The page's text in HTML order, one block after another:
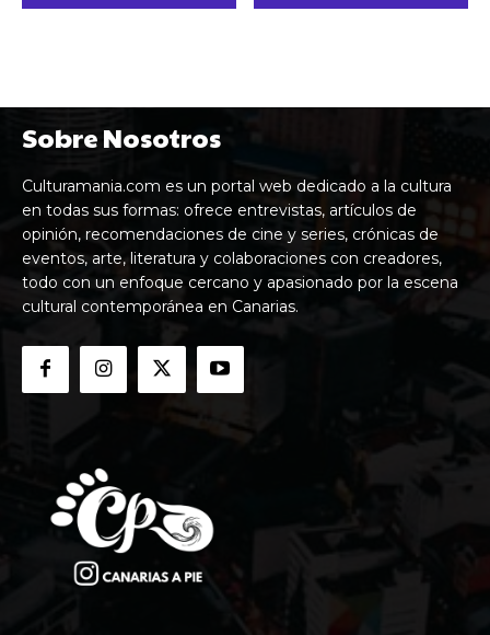
Sobre Nosotros
Culturamania.com es un portal web dedicado a la cultura
en todas sus formas: ofrece entrevistas, artículos de
opinión, recomendaciones de cine y series, crónicas de
eventos, arte, literatura y colaboraciones con creadores,
todo con un enfoque cercano y apasionado por la escena
cultural contemporánea en Canarias.